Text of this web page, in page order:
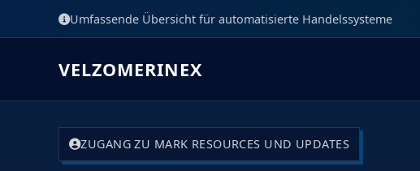
Umfassende Übersicht für automatisierte Handelssysteme
VELZOMERINEX
ZUGANG ZU MARK RESOURCES UND UPDATES